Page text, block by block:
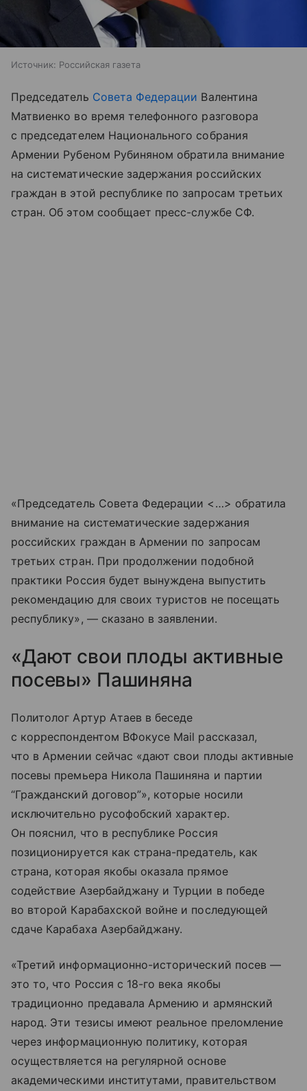
Источник: Российская газета
Председатель Совета Федерации Валентина
Матвиенко во время телефонного разговора
с председателем Национального собрания
Армении Рубеном Рубиняном обратила внимание
на систематические задержания российских
граждан в этой республике по запросам третьих
стран. Об этом сообщает пресс-службе СФ.
«Председатель Совета Федерации <…> обратила
внимание на систематические задержания
российских граждан в Армении по запросам
третьих стран. При продолжении подобной
практики Россия будет вынуждена выпустить
рекомендацию для своих туристов не посещать
республику», — сказано в заявлении.
«Дают свои плоды активные
посевы» Пашиняна
Политолог Артур Атаев в беседе
с корреспондентом ВФокусе Mail рассказал,
что в Армении сейчас «дают свои плоды активные
посевы премьера Никола Пашиняна и партии
“Гражданский договор”», которые носили
исключительно русофобский характер.
Он пояснил, что в республике Россия
позиционируется как страна-предатель, как
страна, которая якобы оказала прямое
содействие Азербайджану и Турции в победе
во второй Карабахской войне и последующей
сдаче Карабаха Азербайджану.
«Третий информационно-исторический посев —
это то, что Россия с 18-го века якобы
традиционно предавала Армению и армянский
народ. Эти тезисы имеют реальное преломление
через информационную политику, которая
осуществляется на регулярной основе
академическими институтами, правительством